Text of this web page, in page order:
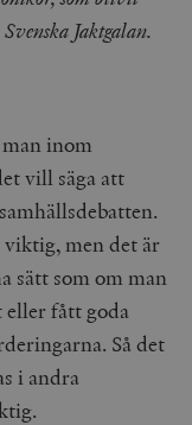
Jaktgalan.
inom
vill säga att
men det är
sätt som om man
fått goda
Så det
i andra